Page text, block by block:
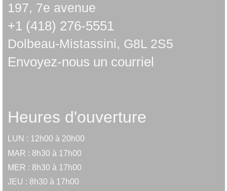
197, 7e avenue
+1 (418) 276-5551
Dolbeau-Mistassini, G8L 2S5
Envoyez-nous un courriel
Heures d'ouverture
LUN : 12h00 à 20h00
MAR : 8h30 à 17h00
MER : 8h30 à 17h00
JEU : 8h30 à 17h00